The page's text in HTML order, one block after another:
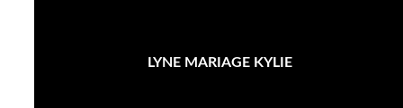
LYNE MARIAGE KYLIE